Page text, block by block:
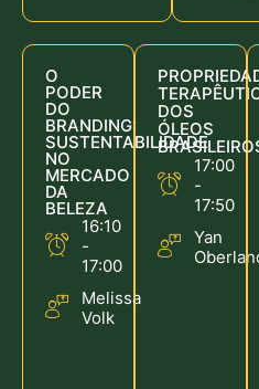
O
PODER
DO
BRANDING:
SUSTENTABILIDADE
NO
MERCADO
DA
BELEZA
16:10
-
17:00
Melissa
Volk
DOS
ÓLEOS
17:00
-
17:50
Yan